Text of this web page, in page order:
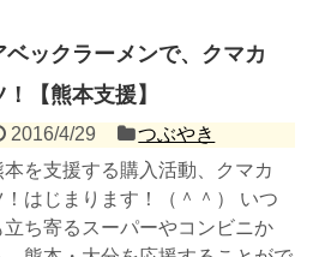
ベックラーメンで、クマカ
！【熊本支援】
2016/4/29
つぶやき
本を支援する購入活動、クマカ
！はじまります！（＾＾） いつ
立ち寄るスーパーやコンビニか